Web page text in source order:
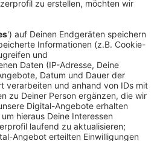
Befahren wird durch
Radfahrstreifen und in
Fehlen diese, so darf auf die
- ausgewichen werden.